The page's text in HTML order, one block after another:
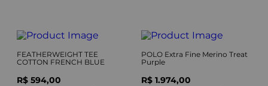
FEATHERWEIGHT TEE
COTTON FRENCH BLUE
R$ 594,00
POLO Extra Fine Merino Treat
Purple
R$ 1.974,00